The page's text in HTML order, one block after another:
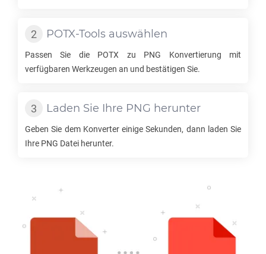
POTX-Tools auswählen
Passen Sie die POTX zu PNG Konvertierung mit
verfügbaren Werkzeugen an und bestätigen Sie.
Laden Sie Ihre PNG herunter
Geben Sie dem Konverter einige Sekunden, dann laden Sie
Ihre PNG Datei herunter.